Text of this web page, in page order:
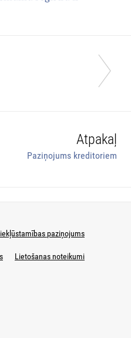
Atpakaļ
Paziņojums kreditoriem
paziņojums
Lietošanas noteikumi